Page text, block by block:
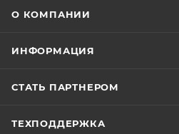
О КОМПАНИИ
ИНФОРМАЦИЯ
СТАТЬ ПАРТНЕРОМ
ТЕХПОДДЕРЖКА